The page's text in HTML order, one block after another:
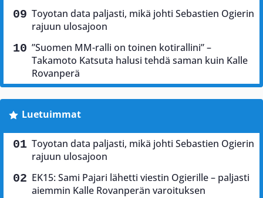
Toyotan data paljasti, mikä johti Sebastien Ogierin
rajuun ulosajoon
”Suomen MM-ralli on toinen kotirallini” –
Takamoto Katsuta halusi tehdä saman kuin Kalle
Rovanperä
Luetuimmat
Toyotan data paljasti, mikä johti Sebastien Ogierin
rajuun ulosajoon
EK15: Sami Pajari lähetti viestin Ogierille – paljasti
aiemmin Kalle Rovanperän varoituksen